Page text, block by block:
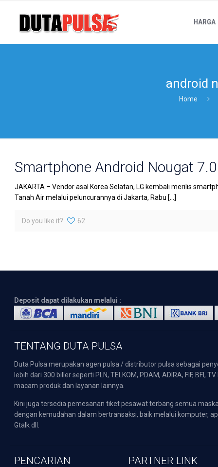
HARGA
android
Home
Smartphone Android Nougat
JAKARTA – Vendor asal Korea Selatan, LG kembali merilis
Tanah Air melalui peluncurannya di Jakarta, Rabu […]
Do you like it? 62
Deposit dapat dilakukan melalui :
TENTANG DUTA PULSA
Duta Pulsa merupakan agen pulsa / distributor pulsa sebagai
lebih dari 300 biller seperti PLN, TELKOM, PDAM, ADIRA, FIF,
macam produk dan layanan lainnya.
Kini juga tersedia pemesanan tiket pesawat terbang semua
dengan kemudahan dalam bertransaksi, baik melalui komputer,
Gtalk dll.
PENCARIAN PARTNER LINK